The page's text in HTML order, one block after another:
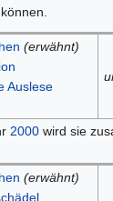
(erwähnt)
Auslese
2000wird sie
(erwähnt)